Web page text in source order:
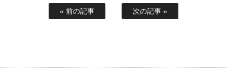
« 前の記事 次の記事 »